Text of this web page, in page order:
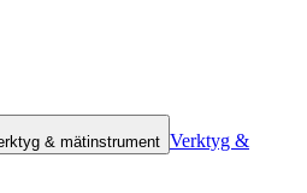
& mätinstrument Verktyg &